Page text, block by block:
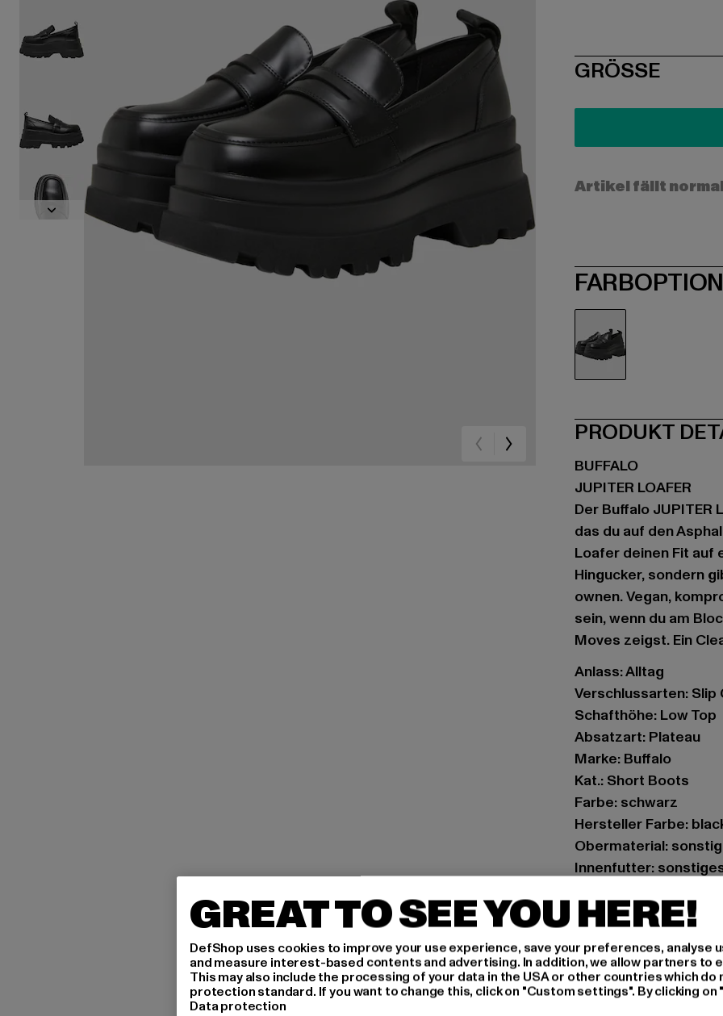
SIZE
GRÖSSE
Artikel fällt
PRODUKT
BUFFALO
JUPITER LOAFER
Der Buffalo JUPITER
das du auf den
Loafer deinen Fit auf
Hingucker, sondern
ownen. Vegan,
sein, wenn du am
Moves zeigst. Ein
Anlass: Alltag
Verschlussarten: Slip
Schafthöhe: Low Top
Absatzart: Plateau
Marke: Buffalo
Kat.: Short Boots
Farbe: schwarz
Hersteller Farbe:
Obermaterial:
Innenfutter:
Hersteller: Buffalo
Schanzenstraße 41 |
GREAT TO SEE YOU HERE!
DefShop uses cookies to improve your use experience, save your preferences, analyse
and measure interest-based contents and advertising. In addition, we allow partners to
This may also include the processing of your data in the USA or other countries which do
protection standard. If you want to change this, click on "Custom settings". By clicking
Data protection